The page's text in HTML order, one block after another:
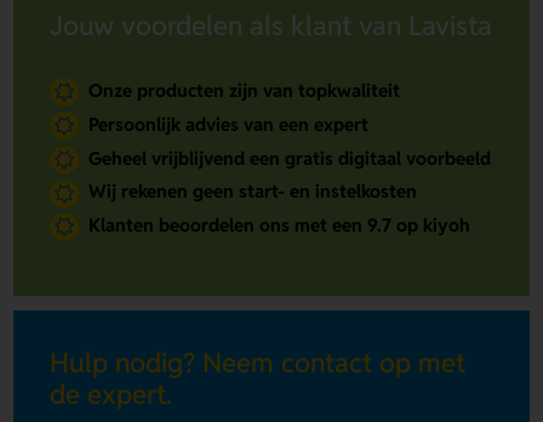
Jouw voordelen als klant van Lavista
Onze producten zijn van topkwaliteit
Persoonlijk advies van een expert
Geheel vrijblijvend een gratis digitaal voorbeeld
Wij rekenen geen start- en instelkosten
Klanten beoordelen ons met een 9.7 op kiyoh
Hulp nodig? Neem contact op met
de expert.